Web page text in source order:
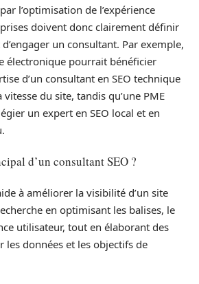
l’optimisation de l’expérience
doivent donc clairement définir
un consultant. Par exemple,
électronique pourrait bénéficier
d’un consultant en SEO technique
du site, tandis qu’une PME
un expert en SEO local et en
d’un consultant SEO ?
à améliorer la visibilité d’un site
en optimisant les balises, le
utilisateur, tout en élaborant des
les données et les objectifs de